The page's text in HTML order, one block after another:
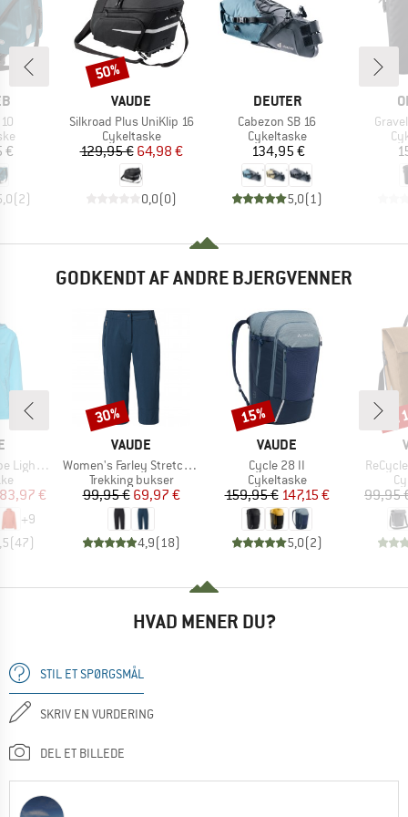
€
(2)
MÆRKE
VAUDE
Artikel
Silkroad Plus UniKlip 16
Produktgruppe
Cykeltaske
Pris
129,95 €Nedsat pris
64,98 €
0,0(0)
Rabat
50%
MÆRKE
DEUTER
Artikel
Cabezon SB 16
Produktgruppe
Cykeltaske
Pris
134,95 €
5,0(1 )
Artikel
GODKENDT AF ANDRE BJERGVENNER
Jacket
pris
83,97 €
+9
(47)
MÆRKE
VAUDE
Artikel
Women's Farley Stretch Capri III
Produktgruppe
Trekking bukser
Pris
99,95 €Nedsat pris
69,97 €
4,9(18)
Rabat
30%
MÆRKE
VAUDE
Artikel
Cycle 28 II
Produktgruppe
Cykeltaske
Pris
159,95 €Nedsat pris
147,15 €
5,0(2)
Rabat
15%
Artikel
99,95
HVAD MENER DU?
STIL ET SPØRGSMÅL
SKRIV EN VURDERING
DEL ET BILLEDE